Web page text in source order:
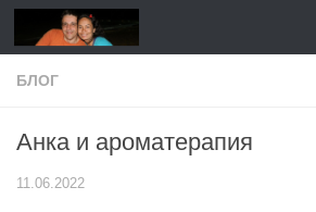
Перейти к содержимому
БЛОГ
Анка и ароматерапия
11.06.2022